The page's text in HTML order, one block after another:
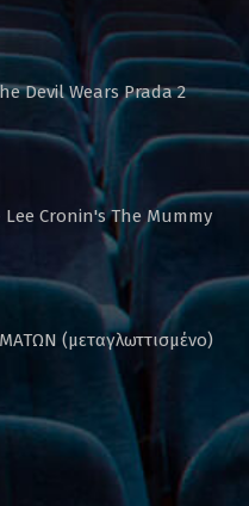
Devil Wears Prada 2
Cronin's The Mummy
(μεταγλωττισμένο)